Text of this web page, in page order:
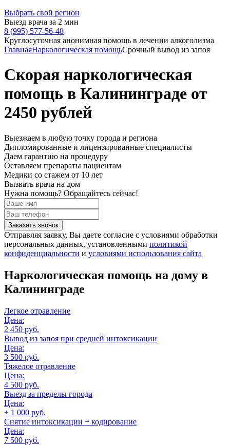
Выбрать свой регион
Выезд врача за 2 мин
8 (995) 577-56-48
Круглосуточная анонимная помощь в лечении алкоголизма
ГлавнаяНаркологическая помощьСрочный вывод из запоя
Скорая наркологическая
помощь в Калининграде от
2450 рублей
Выезжаем в любую точку города и региона
Дипломированные и лицензированные специалисты
Даем гарантию на процедуру
Оставляем препараты пациентам
Медики со стажем от 10 лет
Вызвать врача на дом
Нужна помощь? Обращайтесь сейчас!
Заказать звонок
Отправляя заявку, Вы даете согласие с условиями обработки
персональных данных, установленными политикой
конфиденциальности и условиями использования сайта
Наркологическая помощь на дому в
Калининграде
Легкое отравление
Цена:
2 450 руб.
Вывод из запоя при средней интоксикации
Цена:
3 500 руб.
Тяжелое отравление
Цена:
4 500 руб.
Выезд за пределы города
Цена:
+ 1 000 руб.
Снятие интоксикации + кодирование
Цена:
7 500 руб.